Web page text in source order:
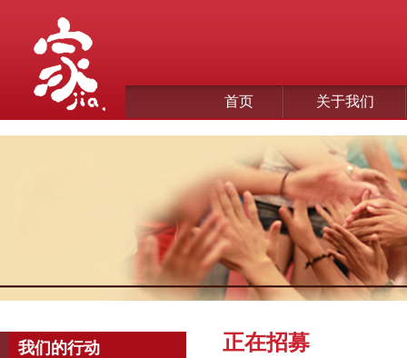
首页 关于我们
我们的行动 正在招募